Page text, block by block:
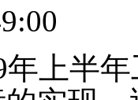
年上半